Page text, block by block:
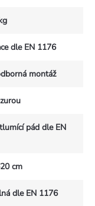
dle EN 1176
montáž
pád dle EN
cm
dle EN 1176